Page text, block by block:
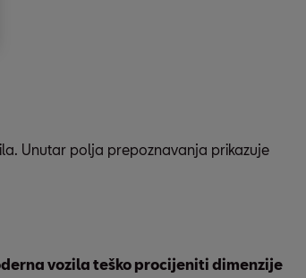
Unutar polja prepoznavanja prikazuje
vozila teško procijeniti dimenzije